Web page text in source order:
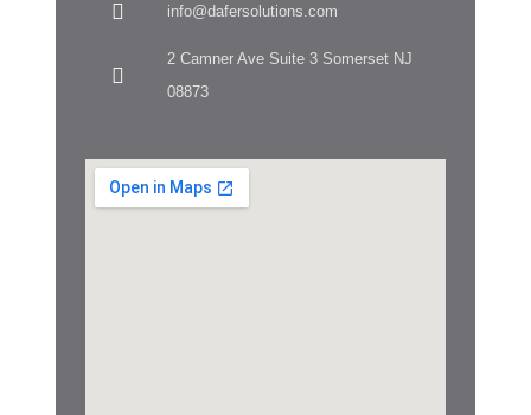
info@dafersolutions.com
2 Camner Ave Suite 3 Somerset NJ
08873